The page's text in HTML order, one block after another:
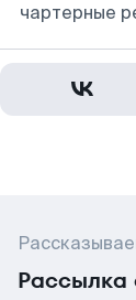
чартерные
Рассылка